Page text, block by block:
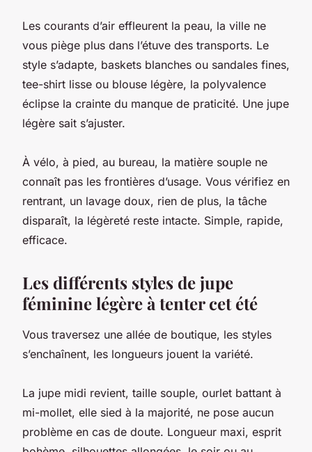
Les courants d’air effleurent la peau, la ville ne
vous piège plus dans l’étuve des transports. Le
style s’adapte, baskets blanches ou sandales fines,
tee-shirt lisse ou blouse légère, la polyvalence
éclipse la crainte du manque de praticité. Une jupe
légère sait s’ajuster.
À vélo, à pied, au bureau, la matière souple ne
connaît pas les frontières d’usage. Vous vérifiez en
rentrant, un lavage doux, rien de plus, la tâche
disparaît, la légèreté reste intacte. Simple, rapide,
efficace.
Les différents styles de jupe
féminine légère à tenter cet été
Vous traversez une allée de boutique, les styles
s’enchaînent, les longueurs jouent la variété.
La jupe midi revient, taille souple, ourlet battant à
mi-mollet, elle sied à la majorité, ne pose aucun
problème en cas de doute. Longueur maxi, esprit